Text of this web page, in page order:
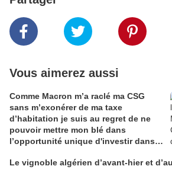
Vous aimerez aussi
Comme Macron m’a raclé ma CSG
sans m’exonérer de ma taxe
d’habitation je suis au regret de ne
pouvoir mettre mon blé dans
l’opportunité unique d'investir dans
Alain Edouard
Le vignoble algérien d’avant-hier et